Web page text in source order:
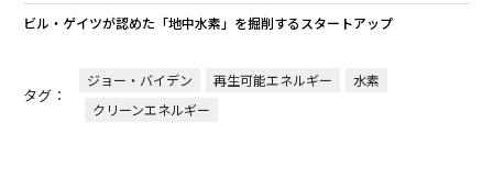
ビル・ゲイツが認めた「地中水素」を掘削するスタートアップ
タグ：
ジョー・バイデン 再生可能エネルギー
水素
クリーンエネルギー